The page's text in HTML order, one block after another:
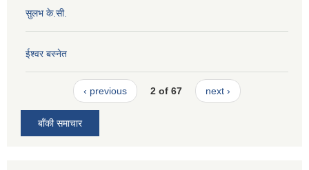
सुलभ के.सी.
ईश्वर बस्नेत
‹ previous 2 of 67 next ›
बाँकी समाचार